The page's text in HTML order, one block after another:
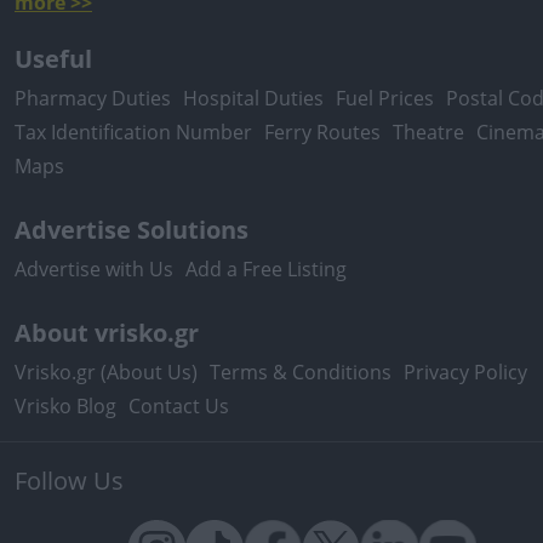
Useful
Pharmacy Duties Hospital Duties Fuel Prices Postal
Tax Identification Number Ferry Routes Theatre
Maps
Advertise Solutions
Advertise with Us Add a Free Listing
About vrisko.gr
Vrisko.gr (About Us) Terms & Conditions Privacy Policy
Vrisko Blog Contact Us
Follow Us